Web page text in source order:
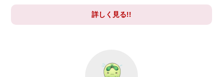
詳しく見る!!